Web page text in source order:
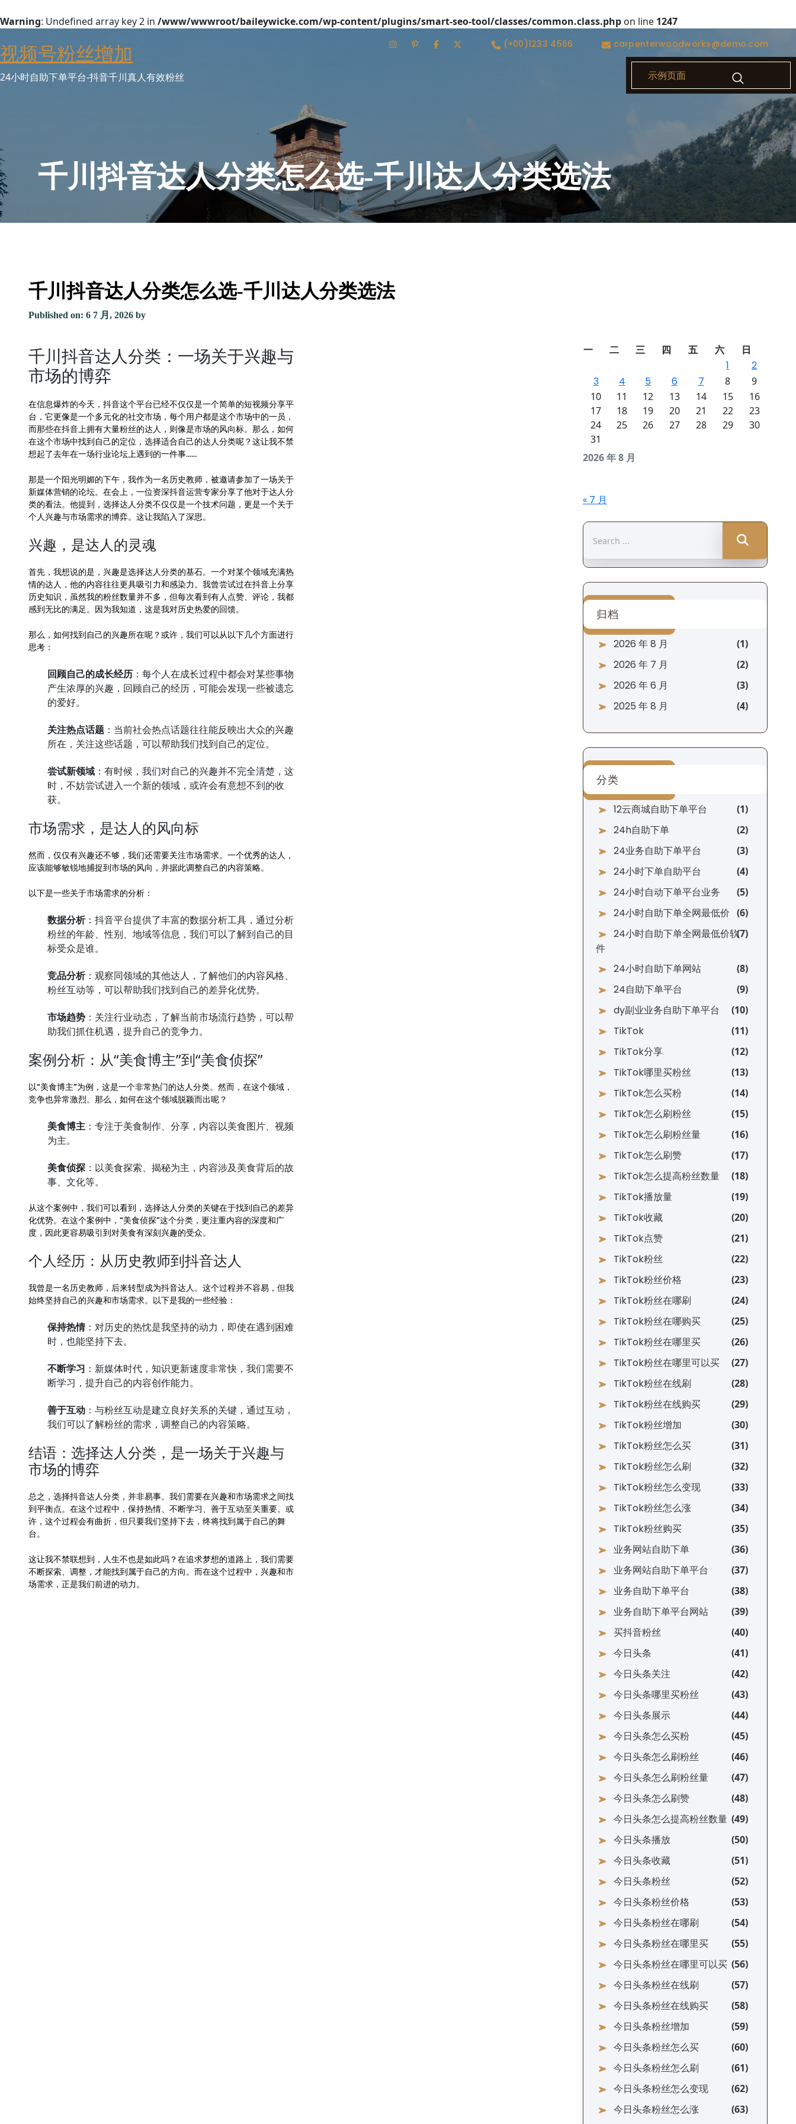
Warning: Undefined array key 2 in /www/wwwroot/baileywicke.com/wp-content/plugins/smart-seo-tool/classes/common.class.php on line 1247
to
content
视频号粉丝增加
24小时自助下单平台-抖音千川真人有效粉丝
(+00)1233 4566 carpenterwoodworks@demo.com
示例页面
千川抖音达人分类怎么选-千川达人分类选法
千川抖音达人分类怎么选-千川达人分类选法
Published on: 6 7 月, 2026 by
千川抖音达人分类：一场关于兴趣与
市场的博弈
在信息爆炸的今天，抖音这个平台已经不仅仅是一个简单的短视频分享平
台，它更像是一个多元化的社交市场，每个用户都是这个市场中的一员，
而那些在抖音上拥有大量粉丝的达人，则像是市场的风向标。那么，如何
在这个市场中找到自己的定位，选择适合自己的达人分类呢？这让我不禁
想起了去年在一场行业论坛上遇到的一件事……
那是一个阳光明媚的下午，我作为一名历史教师，被邀请参加了一场关于
新媒体营销的论坛。在会上，一位资深抖音运营专家分享了他对于达人分
类的看法。他提到，选择达人分类不仅仅是一个技术问题，更是一个关于
个人兴趣与市场需求的博弈。这让我陷入了深思。
兴趣，是达人的灵魂
首先，我想说的是，兴趣是选择达人分类的基石。一个对某个领域充满热
情的达人，他的内容往往更具吸引力和感染力。我曾尝试过在抖音上分享
历史知识，虽然我的粉丝数量并不多，但每次看到有人点赞、评论，我都
感到无比的满足。因为我知道，这是我对历史热爱的回馈。
那么，如何找到自己的兴趣所在呢？或许，我们可以从以下几个方面进行
思考：
回顾自己的成长经历 ：每个人在成长过程中都会对某些事物
产生浓厚的兴趣，回顾自己的经历，可能会发现一些被遗忘
的爱好。
关注热点话题 ：当前社会热点话题往往能反映出大众的兴趣
所在，关注这些话题，可以帮助我们找到自己的定位。
尝试新领域 ：有时候，我们对自己的兴趣并不完全清楚，这
时，不妨尝试进入一个新的领域，或许会有意想不到的收
获。
市场需求，是达人的风向标
然而，仅仅有兴趣还不够，我们还需要关注市场需求。一个优秀的达人，
应该能够敏锐地捕捉到市场的风向，并据此调整自己的内容策略。
以下是一些关于市场需求的分析：
数据分析：抖音平台提供了丰富的数据分析工具，通过分析
粉丝的年龄、性别、地域等信息，我们可以了解到自己的目
标受众是谁。
竞品分析：观察同领域的其他达人，了解他们的内容风格、
粉丝互动等，可以帮助我们找到自己的差异化优势。
市场趋势 ：关注行业动态，了解当前市场流行趋势，可以帮
助我们抓住机遇，提升自己的竞争力。
案例分析：从“美食博主”到“美食侦探”
以“美食博主”为例，这是一个非常热门的达人分类。然而，在这个领域，
竞争也异常激烈。那么，如何在这个领域脱颖而出呢？
美食博主 ：专注于美食制作、分享，内容以美食图片、视频
为主。
美食侦探 ：以美食探索、揭秘为主，内容涉及美食背后的故
事、文化等。
从这个案例中，我们可以看到，选择达人分类的关键在于找到自己的差异
化优势。在这个案例中，“美食侦探”这个分类，更注重内容的深度和广
度，因此更容易吸引到对美食有深刻兴趣的受众。
个人经历：从历史教师到抖音达人
我曾是一名历史教师，后来转型成为抖音达人。这个过程并不容易，但我
始终坚持自己的兴趣和市场需求。以下是我的一些经验：
保持热情：对历史的热忱是我坚持的动力，即使在遇到困难
时，也能坚持下去。
不断学习 ：新媒体时代，知识更新速度非常快，我们需要不
断学习，提升自己的内容创作能力。
善于互动 ：与粉丝互动是建立良好关系的关键，通过互动，
我们可以了解粉丝的需求，调整自己的内容策略。
结语：选择达人分类，是一场关于兴趣与
市场的博弈
总之，选择抖音达人分类，并非易事。我们需要在兴趣和市场需求之间找
到平衡点。在这个过程中，保持热情、不断学习、善于互动至关重要。或
许，这个过程会有曲折，但只要我们坚持下去，终将找到属于自己的舞
台。
这让我不禁联想到，人生不也是如此吗？在追求梦想的道路上，我们需要
不断探索、调整，才能找到属于自己的方向。而在这个过程中，兴趣和市
场需求，正是我们前进的动力。
2026 年 8 月
一 二 三 四 五 六 日
1
2
3
4 5 6 7 8
9
10
11 12 13 14 15
16
17
18 19 20 21 22
23
24
25 26 27 28 29
30
31
« 7 月
for:
归档
2026 年 8 月
2026 年 7 月
2026 年 6 月
2025 年 8 月
分类
12云商城自助下单平台
24h自助下单
24业务自助下单平台
24小时下单自助平台
24小时自动下单平台业务
24小时自助下单全网最低价
24小时自助下单全网最低价软
件
24小时自助下单网站
24自助下单平台
dy副业业务自助下单平台
TikTok
TikTok分享
TikTok哪里买粉丝
TikTok怎么买粉
TikTok怎么刷粉丝
TikTok怎么刷粉丝量
TikTok怎么刷赞
TikTok怎么提高粉丝数量
TikTok播放量
TikTok收藏
TikTok点赞
TikTok粉丝
TikTok粉丝价格
TikTok粉丝在哪刷
TikTok粉丝在哪购买
TikTok粉丝在哪里买
TikTok粉丝在哪里可以买
TikTok粉丝在线刷
TikTok粉丝在线购买
TikTok粉丝增加
TikTok粉丝怎么买
TikTok粉丝怎么刷
TikTok粉丝怎么变现
TikTok粉丝怎么涨
TikTok粉丝购买
业务网站自助下单
业务网站自助下单平台
业务自助下单平台
业务自助下单平台网站
买抖音粉丝
今日头条
今日头条关注
今日头条哪里买粉丝
今日头条展示
今日头条怎么买粉
今日头条怎么刷粉丝
今日头条怎么刷粉丝量
今日头条怎么刷赞
今日头条怎么提高粉丝数量
今日头条播放
今日头条收藏
今日头条粉丝
今日头条粉丝价格
今日头条粉丝在哪刷
今日头条粉丝在哪里买
今日头条粉丝在哪里可以买
今日头条粉丝在线刷
今日头条粉丝在线购买
今日头条粉丝增加
今日头条粉丝怎么买
今日头条粉丝怎么刷
今日头条粉丝怎么变现
今日头条粉丝怎么涨